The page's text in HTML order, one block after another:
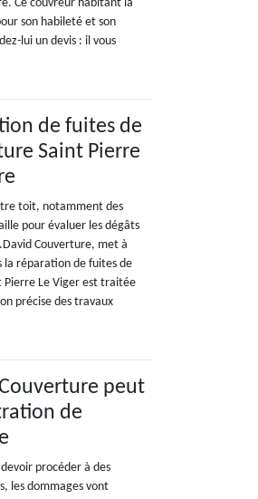
Ce couvreur habitant la
son habileté et son
lui un devis : il vous
de fuites de
Saint Pierre
toit, notamment des
pour évaluer les dégâts
Couverture, met à
la réparation de fuites de
Pierre Le Viger est traitée
précise des travaux
peut
de
procéder à des
les dommages vont